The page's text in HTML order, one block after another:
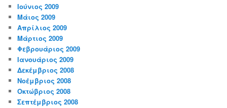
Ιούνιος 2009
Μάιος 2009
Απρίλιος 2009
Μάρτιος 2009
Φεβρουάριος 2009
Ιανουάριος 2009
Δεκέμβριος 2008
Νοέμβριος 2008
Οκτώβριος 2008
Σεπτέμβριος 2008